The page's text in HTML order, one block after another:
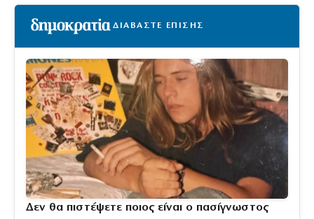
ΔΙΑΒΑΣΤΕ ΕΠΙΣΗΣ
Δεν θα πιστέψετε ποιος είναι ο πασίγνωστος